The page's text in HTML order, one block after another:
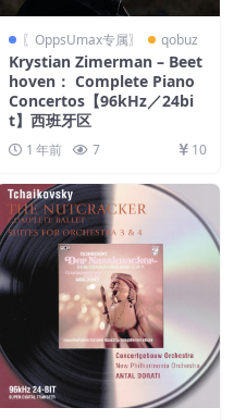
〖OppsUmax专属〗 qobuz
Krystian Zimerman – Beet
hoven： Complete Piano
Concertos【96kHz／24bi
t】西班牙区
1 年前 7 10